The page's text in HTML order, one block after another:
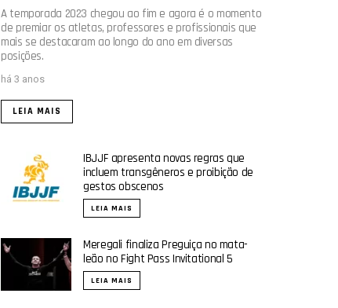
A temporada 2023 chegou ao fim e agora é o momento
de premiar os atletas, professores e profissionais que
mais se destacaram ao longo do ano em diversas
posições.
há 3 anos
LEIA MAIS
IBJJF apresenta novas regras que
incluem transgêneros e proibição de
gestos obscenos
LEIA MAIS
Meregali finaliza Preguiça no mata-
leão no Fight Pass Invitational 5
LEIA MAIS